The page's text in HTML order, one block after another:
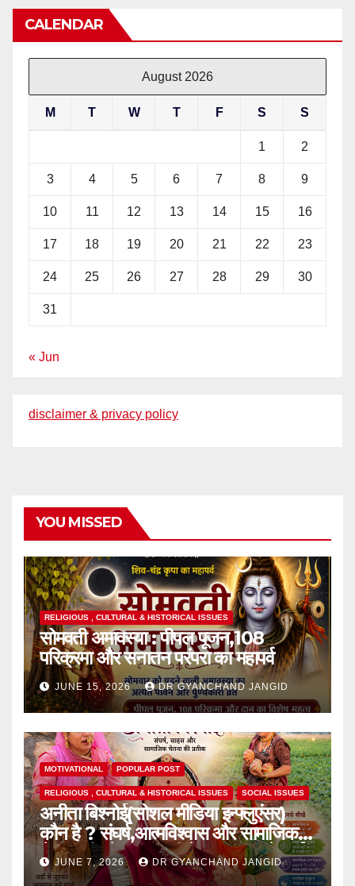
CALENDAR
August 2026
M T W T F S S
1 2
3 4 5 6 7 8 9
10 11 12 13 14 15 16
17 18 19 20 21 22 23
24 25 26 27 28 29 30
31
« Jun
disclaimer & privacy policy
YOU MISSED
RELIGIOUS , CULTURAL & HISTORICAL ISSUES
सोमवती अमावस्या : पीपल पूजन,108
परिक्रमा और सनातन परंपरा का महापर्व
JUNE 15, 2026 DR GYANCHAND JANGID
MOTIVATIONAL POPULAR POST
RELIGIOUS , CULTURAL & HISTORICAL ISSUES SOCIAL ISSUES
अनीता बिश्नोई(सोशल मीडिया इन्फ्लुएंसर)
कौन है ? संघर्ष,आत्मविश्वास और सामाजिक
चेतना की प्रेरक,हाल ही में एक घटना से आई
चर्चा में,
JUNE 7, 2026 DR GYANCHAND JANGID